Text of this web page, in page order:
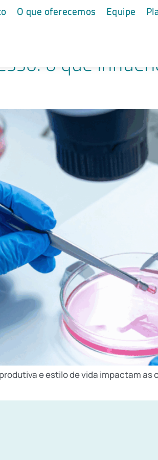
O que oferecemos Equipe
dos
o que
e estilo de vida impactam as